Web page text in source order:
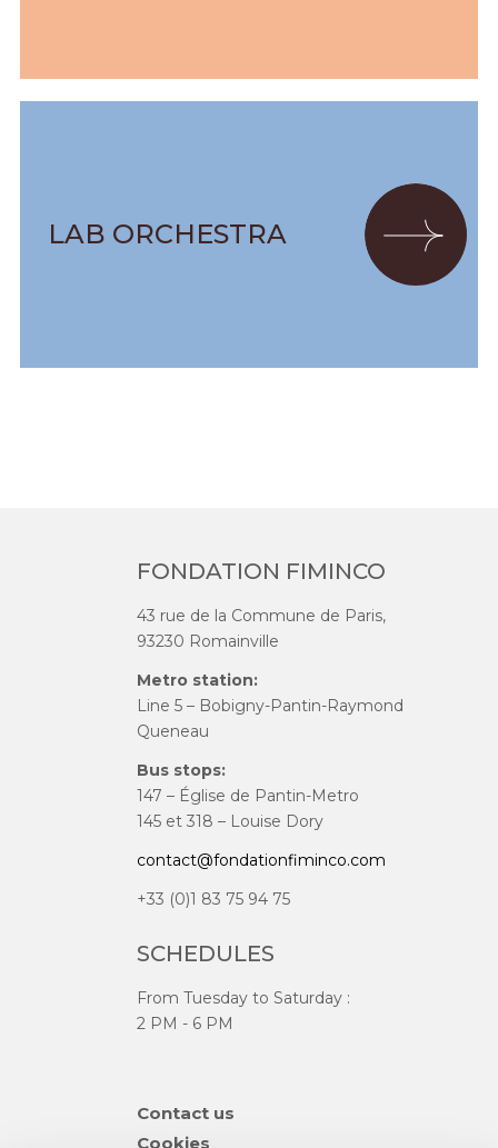
LAB ORCHESTRA
FONDATION FIMINCO
43 rue de la Commune de Paris,
93230 Romainville
Metro station:
Line 5 – Bobigny-Pantin-Raymond
Queneau
Bus stops:
147 – Église de Pantin-Metro
145 et 318 – Louise Dory
contact@fondationfiminco.com
+33 (0)1 83 75 94 75
SCHEDULES
From Tuesday to Saturday :
2 PM - 6 PM
Skip
Contact us
Cookies